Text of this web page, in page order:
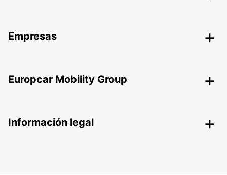
Empresas
Europcar Mobility Group
Información legal